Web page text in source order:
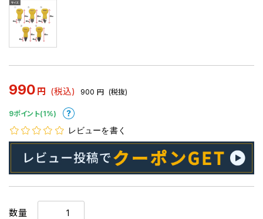
990 円 (税込) 900 円 (税抜)
9ポイント(1%)
レビューを書く
数量